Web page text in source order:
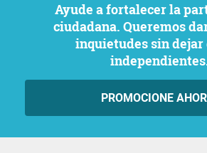
Ayude a fortalecer la participación
ciudadana. Queremos
inquietudes sin dejar
PROMOCIONE